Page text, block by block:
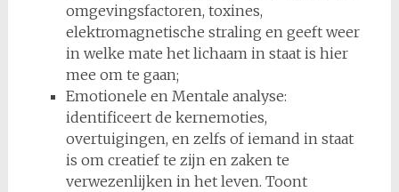
omgevingsfactoren, toxines,
elektromagnetische straling en geeft weer
in welke mate het lichaam in staat is hier
mee om te gaan;
Emotionele en Mentale analyse:
identificeert de kernemoties,
overtuigingen, en zelfs of iemand in staat
is om creatief te zijn en zaken te
verwezenlijken in het leven. Toont